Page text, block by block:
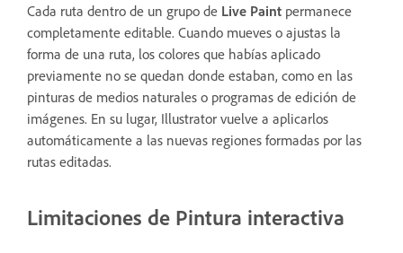
Cada ruta dentro de un grupo de Live Paint permanece
completamente editable. Cuando mueves o ajustas la
forma de una ruta, los colores que habías aplicado
previamente no se quedan donde estaban, como en las
pinturas de medios naturales o programas de edición de
imágenes. En su lugar, Illustrator vuelve a aplicarlos
automáticamente a las nuevas regiones formadas por las
rutas editadas.
Limitaciones de Pintura interactiva